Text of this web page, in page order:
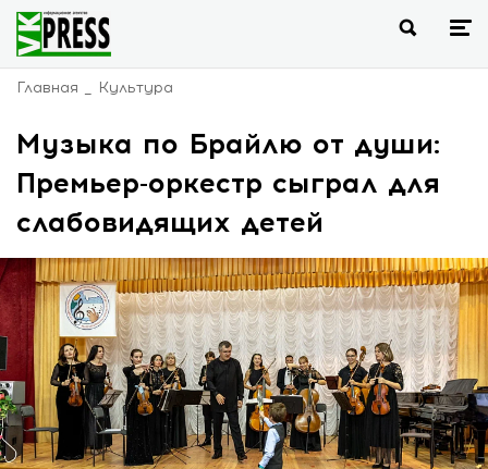
Главная Культура
Музыка по Брайлю от души:
Премьер-оркестр сыграл для
слабовидящих детей